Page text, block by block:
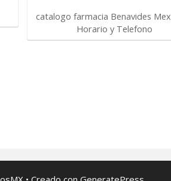
catalogo farmacia Benavides
Horario y Telefono